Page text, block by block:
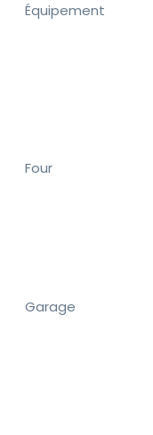
Équipement
Four
Garage